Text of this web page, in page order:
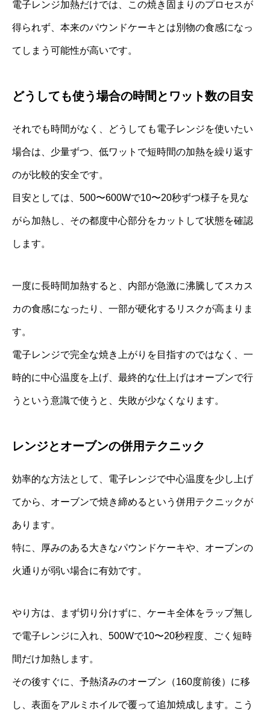
電子レンジ加熱だけでは、この焼き固まりのプロセスが
得られず、本来のパウンドケーキとは別物の食感になっ
てしまう可能性が高いです。
どうしても使う場合の時間とワット数の目安
それでも時間がなく、どうしても電子レンジを使いたい
場合は、少量ずつ、低ワットで短時間の加熱を繰り返す
のが比較的安全です。
目安としては、500〜600Wで10〜20秒ずつ様子を見な
がら加熱し、その都度中心部分をカットして状態を確認
します。
一度に長時間加熱すると、内部が急激に沸騰してスカス
カの食感になったり、一部が硬化するリスクが高まりま
す。
電子レンジで完全な焼き上がりを目指すのではなく、一
時的に中心温度を上げ、最終的な仕上げはオーブンで行
うという意識で使うと、失敗が少なくなります。
レンジとオーブンの併用テクニック
効率的な方法として、電子レンジで中心温度を少し上げ
てから、オーブンで焼き締めるという併用テクニックが
あります。
特に、厚みのある大きなパウンドケーキや、オーブンの
火通りが弱い場合に有効です。
やり方は、まず切り分けずに、ケーキ全体をラップ無し
で電子レンジに入れ、500Wで10〜20秒程度、ごく短時
間だけ加熱します。
その後すぐに、予熱済みのオーブン（160度前後）に移
し、表面をアルミホイルで覆って追加焼成します。こう